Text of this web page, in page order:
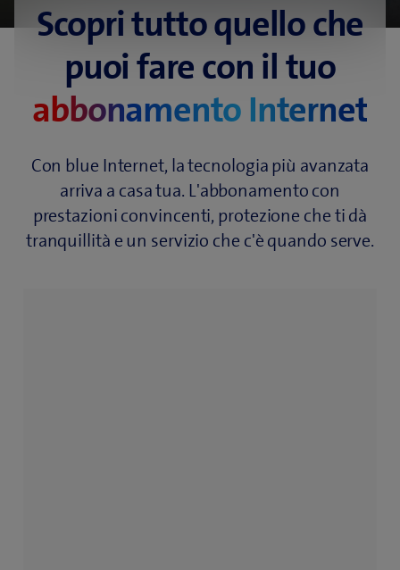
Scopri tutto quello che
puoi fare con il tuo
abbonamento Internet
Con blue Internet, la tecnologia più avanzata
arriva a casa tua. L'abbonamento con
prestazioni convincenti, protezione che ti dà
tranquillità e un servizio che c'è quando serve.